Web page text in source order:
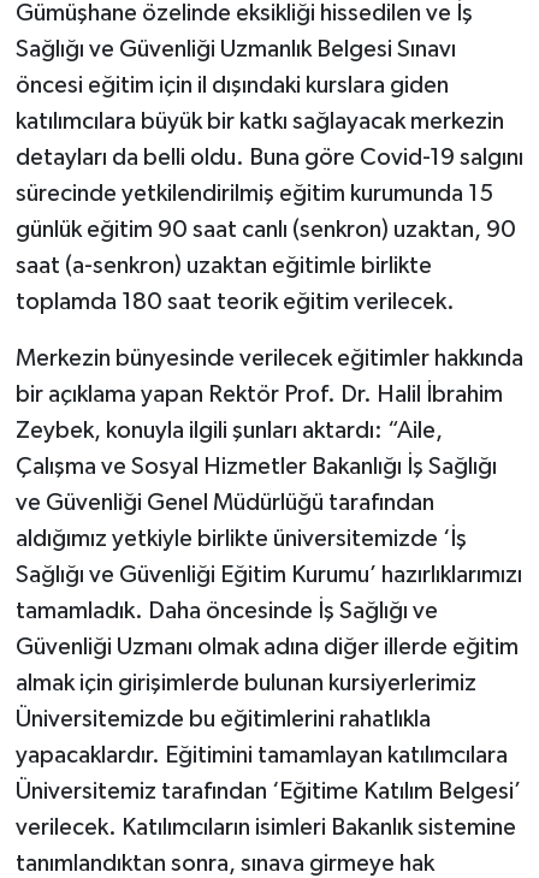
Gümüşhane özelinde eksikliği hissedilen ve İş
Sağlığı ve Güvenliği Uzmanlık Belgesi Sınavı
öncesi eğitim için il dışındaki kurslara giden
katılımcılara büyük bir katkı sağlayacak merkezin
detayları da belli oldu. Buna göre Covid-19 salgını
sürecinde yetkilendirilmiş eğitim kurumunda 15
günlük eğitim 90 saat canlı (senkron) uzaktan, 90
saat (a-senkron) uzaktan eğitimle birlikte
toplamda 180 saat teorik eğitim verilecek.
Merkezin bünyesinde verilecek eğitimler hakkında
bir açıklama yapan Rektör Prof. Dr. Halil İbrahim
Zeybek, konuyla ilgili şunları aktardı: “Aile,
Çalışma ve Sosyal Hizmetler Bakanlığı İş Sağlığı
ve Güvenliği Genel Müdürlüğü tarafından
aldığımız yetkiyle birlikte üniversitemizde ‘İş
Sağlığı ve Güvenliği Eğitim Kurumu’ hazırlıklarımızı
tamamladık. Daha öncesinde İş Sağlığı ve
Güvenliği Uzmanı olmak adına diğer illerde eğitim
almak için girişimlerde bulunan kursiyerlerimiz
Üniversitemizde bu eğitimlerini rahatlıkla
yapacaklardır. Eğitimini tamamlayan katılımcılara
Üniversitemiz tarafından ‘Eğitime Katılım Belgesi’
verilecek. Katılımcıların isimleri Bakanlık sistemine
tanımlandıktan sonra, sınava girmeye hak